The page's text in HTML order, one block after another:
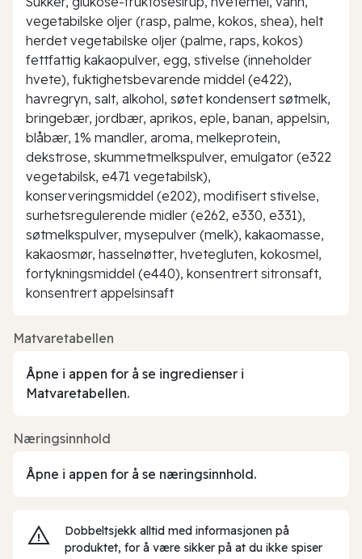
vegetabilske oljer (rasp, palme, kokos, shea), helt
herdet vegetabilske oljer (palme, raps, kokos)
fettfattig kakaopulver, egg, stivelse (inneholder
hvete), fuktighetsbevarende middel (e422),
havregryn, salt, alkohol, søtet kondensert søtmelk,
bringebær, jordbær, aprikos, eple, banan, appelsin,
blåbær, 1% mandler, aroma, melkeprotein,
dekstrose, skummetmelkspulver, emulgator (e322
vegetabilsk, e471 vegetabilsk),
konserveringsmiddel (e202), modifisert stivelse,
surhetsregulerende midler (e262, e330, e331),
søtmelkspulver, mysepulver (melk), kakaomasse,
kakaosmør, hasselnøtter, hvetegluten, kokosmel,
fortykningsmiddel (e440), konsentrert sitronsaft,
konsentrert appelsinsaft
Matvaretabellen
Åpne i appen for å se ingredienser i
Matvaretabellen.
Næringsinnhold
Åpne i appen for å se næringsinnhold.
Dobbeltsjekk alltid med informasjonen på
produktet, for å være sikker på at du ikke spiser